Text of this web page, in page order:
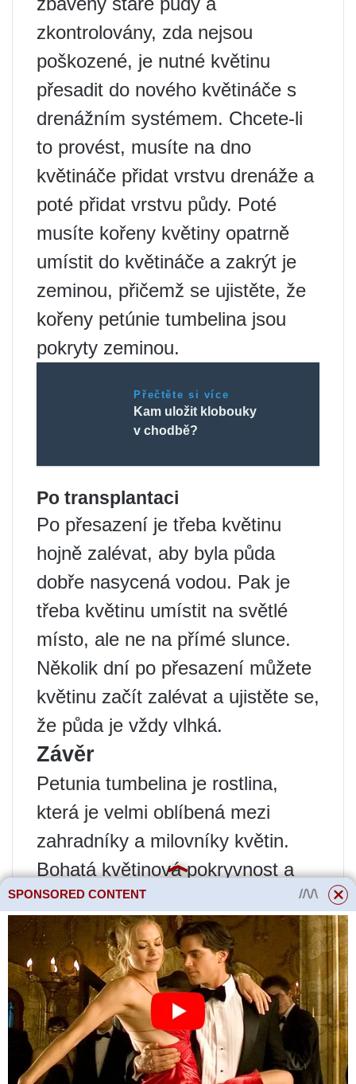
zkontrolovány, zda nejsou
poškozené, je nutné květinu
přesadit do nového květináče s
drenážním systémem. Chcete-li
to provést, musíte na dno
květináče přidat vrstvu drenáže a
poté přidat vrstvu půdy. Poté
musíte kořeny květiny opatrně
umístit do květináče a zakrýt je
zeminou, přičemž se ujistěte, že
kořeny petúnie tumbelina jsou
pokryty zeminou.
Přečtěte si více
Kam uložit klobouky
v chodbě?
Po transplantaci
Po přesazení je třeba květinu
hojně zalévat, aby byla půda
dobře nasycená vodou. Pak je
třeba květinu umístit na světlé
místo, ale ne na přímé slunce.
Několik dní po přesazení můžete
květinu začít zalévat a ujistěte se,
že půda je vždy vlhká.
Závěr
Petunia tumbelina je rostlina,
která je velmi oblíbená mezi
zahradníky a milovníky květin.
Bohatá květinová pokryvnost a
vysoká dekorativní hodnota činí
tento druh ideální pro zdobení
balkonů, teras, zahrad a dalších
prostor. Pro úspěšné pěstování je
však nutné poskytnout rostlině
náležitou péči a podmínky.
Menu
SPONSORED CONTENT